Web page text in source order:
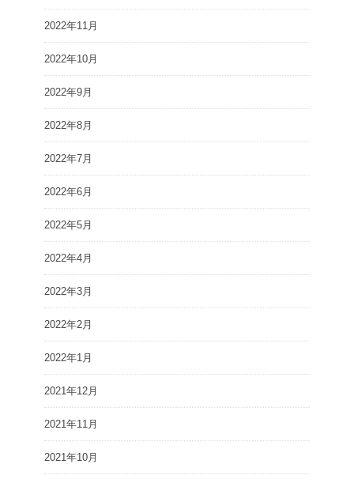
2022年11月
2022年10月
2022年9月
2022年8月
2022年7月
2022年6月
2022年5月
2022年4月
2022年3月
2022年2月
2022年1月
2021年12月
2021年11月
2021年10月